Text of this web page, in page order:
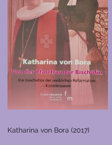
Katharina von Bora (2017)